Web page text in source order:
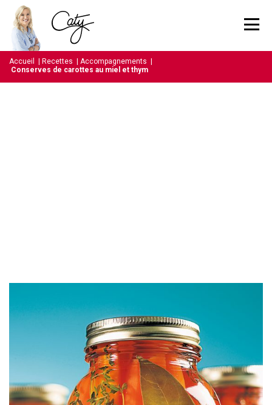
Accueil Recettes Accompagnements
Conserves de carottes au miel et thym